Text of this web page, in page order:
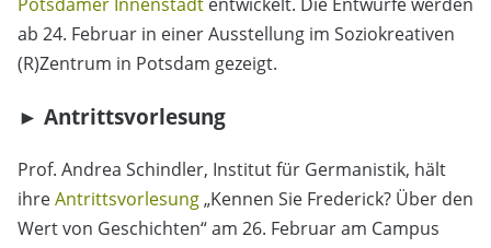
ab 24. Februar in einer Ausstellung im Soziokreativen
(R)Zentrum in Potsdam gezeigt.
► Antrittsvorlesung
Prof. Andrea Schindler, Institut für Germanistik, hält
ihreAntrittsvorlesung„Kennen Sie Frederick? Über den
Wert von Geschichten“ am 26. Februar am Campus